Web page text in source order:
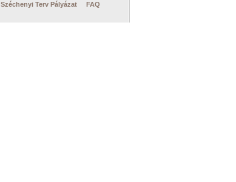
Széchenyi Terv Pályázat FAQ